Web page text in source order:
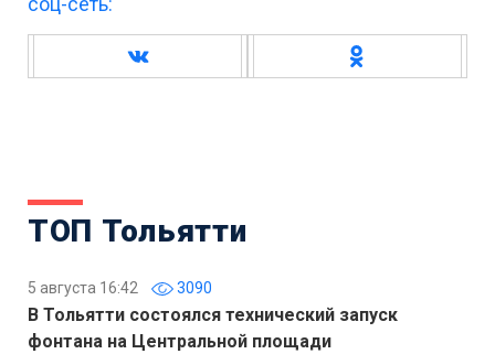
ТОП Тольятти
5 августа 16:42 3090
В Тольятти состоялся технический запуск
фонтана на Центральной площади